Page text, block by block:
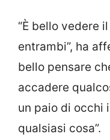
“È bello vedere
entrambi”, ha
bello pensare
accadere
un paio di occhi
qualsiasi cosa”.